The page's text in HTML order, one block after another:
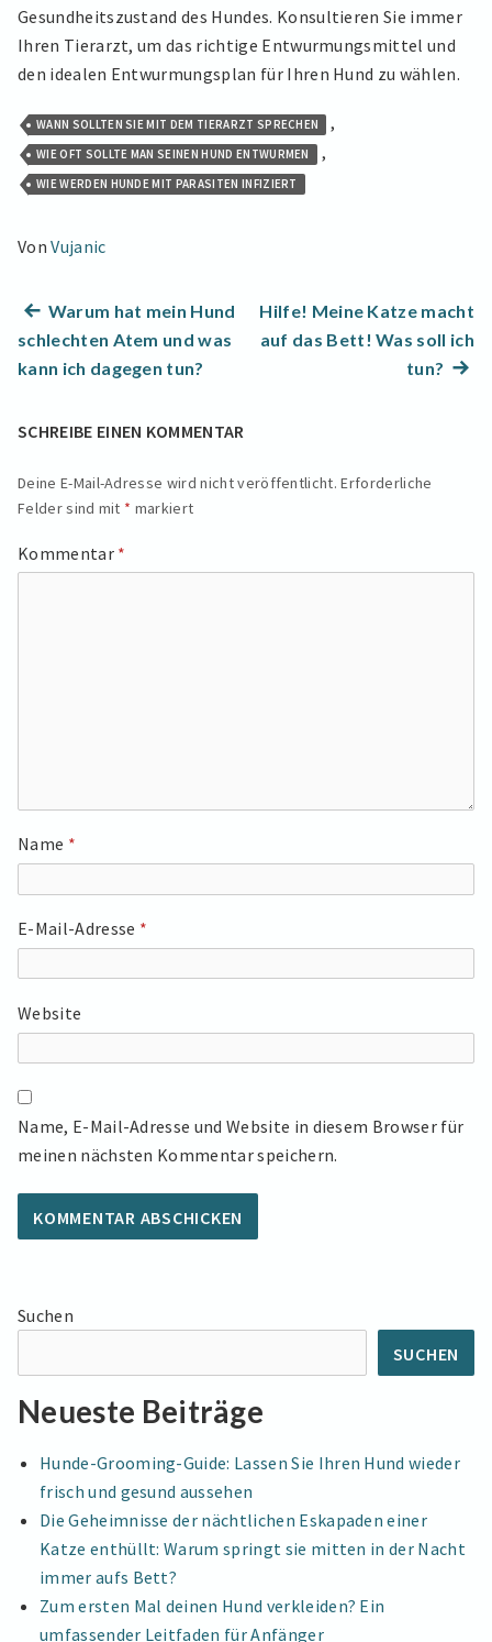
Gesundheitszustand des Hundes. Konsultieren Sie immer
Ihren Tierarzt, um das richtige Entwurmungsmittel und
den idealen Entwurmungsplan für Ihren Hund zu wählen.
WANN SOLLTEN SIE MIT DEM TIERARZT SPRECHEN ,
WIE OFT SOLLTE MAN SEINEN HUND ENTWURMEN ,
WIE WERDEN HUNDE MIT PARASITEN INFIZIERT
VonVujanic
Beitragsnavigation
Previous
post:
Warum hat mein Hund
schlechten Atem und was
kann ich dagegen tun?
Hilfe! Meine Katze macht
auf das Bett! Was soll ich
tun? Next
SCHREIBE EINEN KOMMENTAR
Deine E-Mail-Adresse wird nicht veröffentlicht. Erforderliche
Felder sind mit * markiert
Kommentar *
Name *
E-Mail-Adresse *
Website
Name, E-Mail-Adresse und Website in diesem Browser für
meinen nächsten Kommentar speichern.
Suchen
SUCHEN
Neueste Beiträge
Hunde-Grooming-Guide: Lassen Sie Ihren Hund wieder
frisch und gesund aussehen
Die Geheimnisse der nächtlichen Eskapaden einer
Katze enthüllt: Warum springt sie mitten in der Nacht
immer aufs Bett?
Zum ersten Mal deinen Hund verkleiden? Ein
umfassender Leitfaden für Anfänger